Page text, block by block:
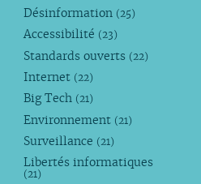
Désinformation (25)
Accessibilité (23)
Standards ouverts (22)
Internet (22)
Big Tech (21)
Environnement (21)
Surveillance (21)
Libertés informatiques
(21)